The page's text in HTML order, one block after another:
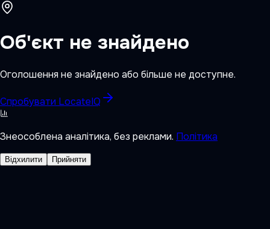
Об'єкт не знайдено
Оголошення не знайдено або більше не доступне.
Спробувати LocateIQ
Знеособлена аналітика, без реклами. Політика
Відхилити Прийняти